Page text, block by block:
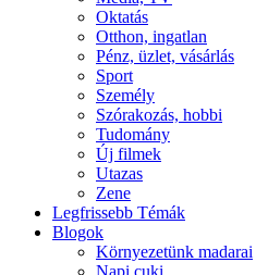
Oktatás
Otthon, ingatlan
Pénz, üzlet, vásárlás
Sport
Személy
Szórakozás, hobbi
Tudomány
Új filmek
Utazas
Zene
Legfrissebb Témák
Blogok
Környezetünk madarai
Napi cuki